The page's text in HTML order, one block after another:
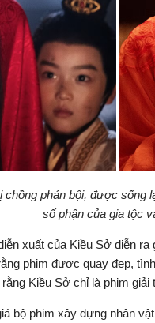
chồng phản bội, được
số phận của gia tộc
xuất của Kiều Sở diễn
phim được quay đẹp,
Kiều Sở chỉ là phim giải
bộ phim xây dựng nhân